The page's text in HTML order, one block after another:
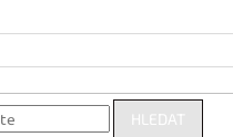
HLEDAT